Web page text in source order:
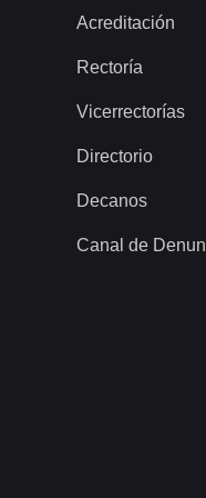
Acreditación
Rectoría
Vicerrectorías
Directorio
Decanos
Canal de